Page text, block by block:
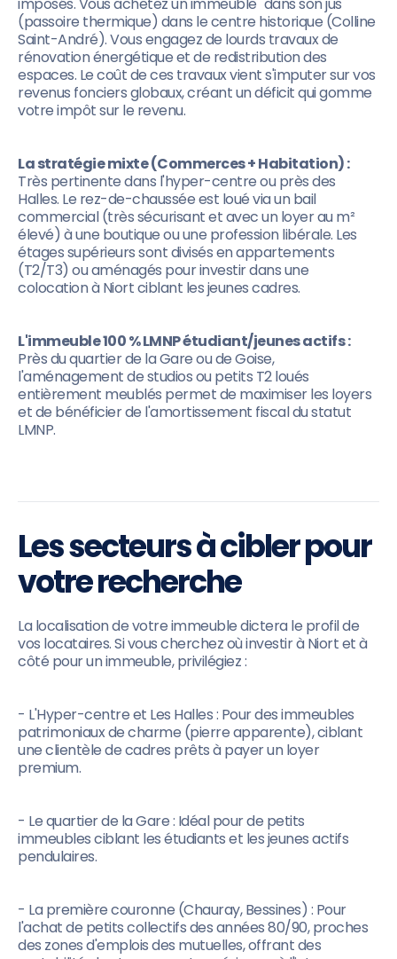
(passoire thermique) dans le centre historique (Colline
Saint-André). Vous engagez de lourds travaux de
rénovation énergétique et de redistribution des
espaces. Le coût de ces travaux vient s'imputer sur vos
revenus fonciers globaux, créant un déficit qui gomme
votre impôt sur le revenu.
La stratégie mixte (Commerces + Habitation) :
Très pertinente dans l'hyper-centre ou près des
Halles. Le rez-de-chaussée est loué via un bail
commercial (très sécurisant et avec un loyer au m²
élevé) à une boutique ou une profession libérale. Les
étages supérieurs sont divisés en appartements
(T2/T3) ou aménagés pour investir dans une
colocation à Niort ciblant les jeunes cadres.
L'immeuble 100 % LMNP étudiant/jeunes actifs :
Près du quartier de la Gare ou de Goise,
l'aménagement de studios ou petits T2 loués
entièrement meublés permet de maximiser les loyers
et de bénéficier de l'amortissement fiscal du statut
LMNP.
Les secteurs à cibler pour
votre recherche
La localisation de votre immeuble dictera le profil de
vos locataires. Si vous cherchez où investir à Niort et à
côté pour un immeuble, privilégiez :
- L'Hyper-centre et Les Halles : Pour des immeubles
patrimoniaux de charme (pierre apparente), ciblant
une clientèle de cadres prêts à payer un loyer
premium.
- Le quartier de la Gare : Idéal pour de petits
immeubles ciblant les étudiants et les jeunes actifs
pendulaires.
- La première couronne (Chauray, Bessines) : Pour
l'achat de petits collectifs des années 80/90, proches
des zones d'emplois des mutuelles, offrant des